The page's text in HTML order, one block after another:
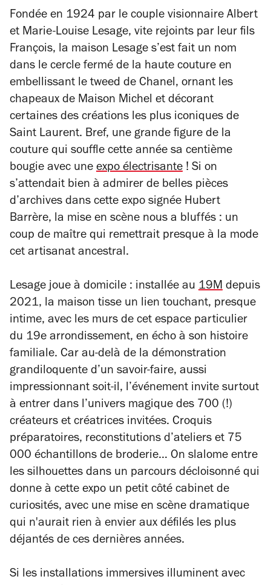
Fondée en 1924 par le couple visionnaire Albert
et Marie-Louise Lesage, vite rejoints par leur fils
François, la maison Lesage s’est fait un nom
dans le cercle fermé de la haute couture en
embellissant le tweed de Chanel, ornant les
chapeaux de Maison Michel et décorant
certaines des créations les plus iconiques de
Saint Laurent. Bref, une grande figure de la
couture qui souffle cette année sa centième
bougie avec une expo électrisante ! Si on
s’attendait bien à admirer de belles pièces
d’archives dans cette expo signée Hubert
Barrère, la mise en scène nous a bluffés : un
coup de maître qui remettrait presque à la mode
cet artisanat ancestral.
Lesage joue à domicile : installée au 19M depuis
2021, la maison tisse un lien touchant, presque
intime, avec les murs de cet espace particulier
du 19e arrondissement, en écho à son histoire
familiale. Car au-delà de la démonstration
grandiloquente d’un savoir-faire, aussi
impressionnant soit-il, l’événement invite surtout
à entrer dans l’univers magique des 700 (!)
créateurs et créatrices invitées. Croquis
préparatoires, reconstitutions d’ateliers et 75
000 échantillons de broderie… On slalome entre
les silhouettes dans un parcours décloisonné qui
donne à cette expo un petit côté cabinet de
curiosités, avec une mise en scène dramatique
qui n'aurait rien à envier aux défilés les plus
déjantés de ces dernières années.
Si les installations immersives illuminent avec